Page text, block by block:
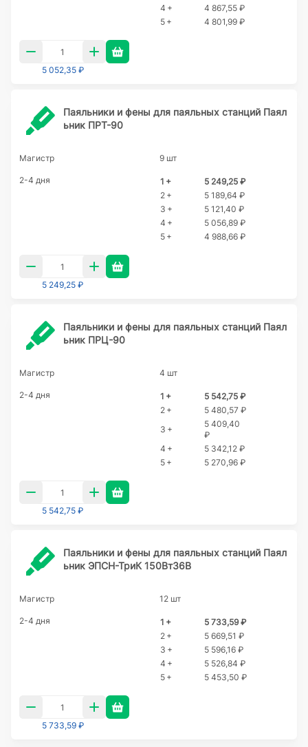
4 +
4 867,55 ₽
5 +
4 801,99 ₽
5 052,35 ₽
Паяльники и фены для паяльных станций Паял
ьник ПРТ-90
Магистр 9 шт
2-4 дня 1 +
5 249,25 ₽
2 +
5 189,64 ₽
3 +
5 121,40 ₽
4 +
5 056,89 ₽
5 +
4 988,66 ₽
5 249,25 ₽
Паяльники и фены для паяльных станций Паял
ьник ПРЦ-90
Магистр 4 шт
2-4 дня 1 +
5 542,75 ₽
2 +
5 480,57 ₽
3 +
5 409,40
₽
4 +
5 342,12 ₽
5 +
5 270,96 ₽
5 542,75 ₽
Паяльники и фены для паяльных станций Паял
ьник ЭПСН-ТриК 150Вт36В
Магистр 12 шт
2-4 дня 1 +
5 733,59 ₽
2 +
5 669,51 ₽
3 +
5 596,16 ₽
4 +
5 526,84 ₽
5 +
5 453,50 ₽
5 733,59 ₽